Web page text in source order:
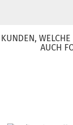
KUNDEN,
AUCH